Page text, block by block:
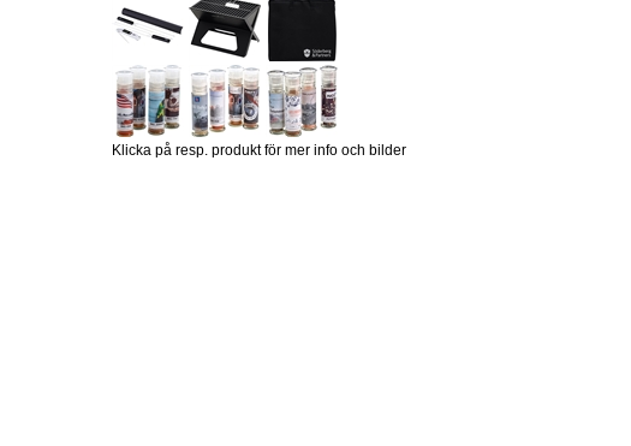
Klicka på resp. produkt för mer info och bilder